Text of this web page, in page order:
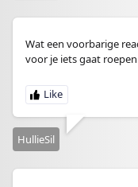
Wat een voorbarige
voor je iets gaat
HullieSil